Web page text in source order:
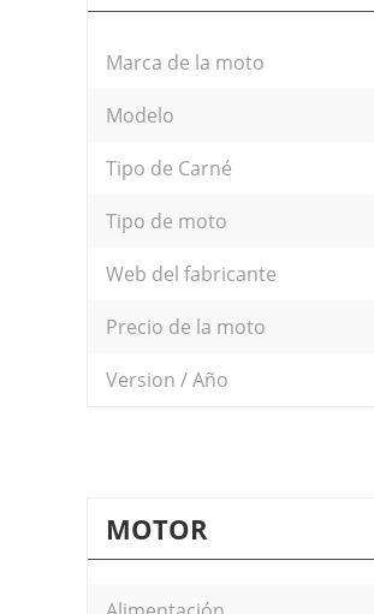
Marca de la moto
Modelo
Tipo de Carné
Tipo de moto
Web del fabricante
Precio de la moto
Version / Año
MOTOR